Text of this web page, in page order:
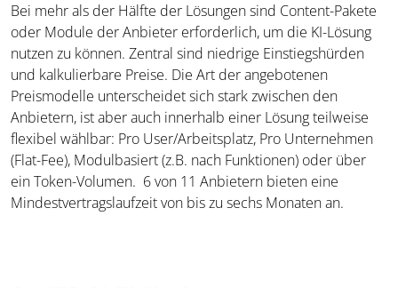
Bei mehr als der Hälfte der Lösungen sind Content-Pakete
oder Module der Anbieter erforderlich, um die KI-Lösung
nutzen zu können. Zentral sind niedrige Einstiegshürden
und kalkulierbare Preise. Die Art der angebotenen
Preismodelle unterscheidet sich stark zwischen den
Anbietern, ist aber auch innerhalb einer Lösung teilweise
flexibel wählbar: Pro User/Arbeitsplatz, Pro Unternehmen
(Flat-Fee), Modulbasiert (z.B. nach Funktionen) oder über
ein Token-Volumen. 6 von 11 Anbietern bieten eine
Mindestvertragslaufzeit von bis zu sechs Monaten an.